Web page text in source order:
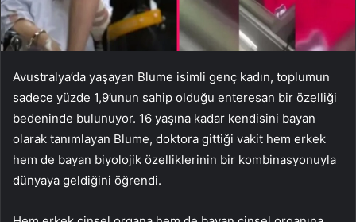
Avustralya’da yaşayan Blume isimli genç kadın, toplumun
sadece yüzde 1,9’unun sahip olduğu enteresan bir özelliği
bedeninde bulunuyor. 16 yaşına kadar kendisini bayan
olarak tanımlayan Blume, doktora gittiği vakit hem erkek
hem de bayan biyolojik özelliklerinin bir kombinasyonuyla
dünyaya geldiğini öğrendi.